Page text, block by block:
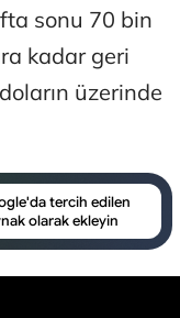
sonu 70 bin
kadar geri
üzerinde
tercih edilen
olarak ekleyin